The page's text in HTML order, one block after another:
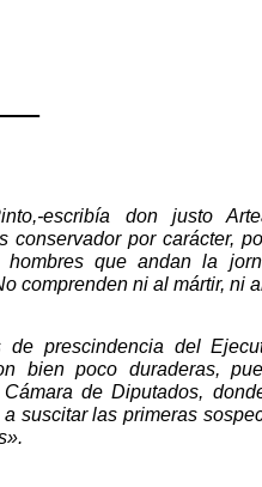
escribía don justo
conservador por carácter,
que andan la
comprenden ni al mártir, ni
de prescindencia del
bien poco duraderas,
de Diputados,
suscitar las primeras